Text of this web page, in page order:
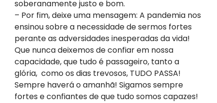
soberanamente justo e bom.
– Por fim, deixe uma mensagem: A pandemia nos
ensinou sobre a necessidade de sermos fortes
perante as adversidades inesperadas da vida!
Que nunca deixemos de confiar em nossa
capacidade, que tudo é passageiro, tanto a
glória, como os dias trevosos, TUDO PASSA!
Sempre haverá o amanhã! Sigamos sempre
fortes e confiantes de que tudo somos capazes!